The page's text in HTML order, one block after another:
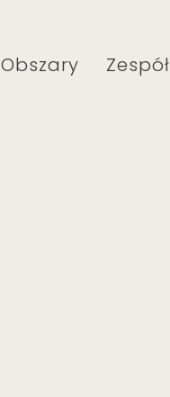
Obszary Zespół